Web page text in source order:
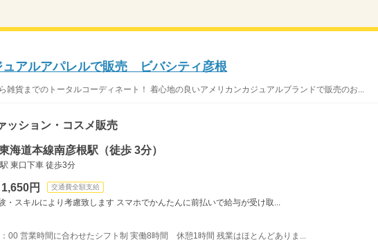
ュアルアパレルで販売 ビバシティ彦根
雑貨までのトータルコーディネート！ 着心地の良いアメリカンカジュアルブランドで販売のお...
ッション・コスメ販売
海道本線南彦根駅（徒歩 3分）
東口下車 徒歩3分
円 交通費全額支給
・スキルにより考慮致します スマホでかんたんに前払いで給与が受け取...
00 営業時間に合わせたシフト制 実働8時間 休憩1時間 残業はほとんどありま...